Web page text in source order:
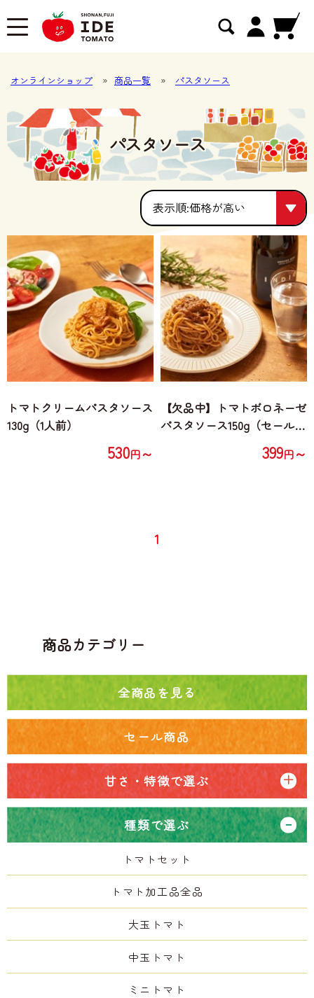
オンラインショップ » 商品一覧 » パスタソース
パスタソース
人気順
価格が安い
価格が高い
価格が高い
トマトクリームパスタソース
130g（1人前）
530円～
【欠品中】トマトボロネーゼ
パスタソース150g（セール3
399円～
1
商品カテゴリー
全商品を見る
セール商品
甘さ・特徴で選ぶ
種類で選ぶ
トマトセット
トマト加工品全品
大玉トマト
中玉トマト
ミニトマト